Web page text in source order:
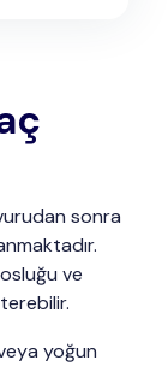
sonra
ve
yoğun